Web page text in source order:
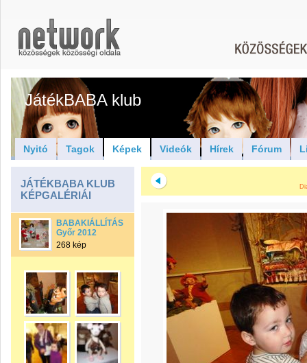
JátékBABA klub
Nyitó Tagok Képek Videók Hírek Fórum
JÁTÉKBABA KLUB
KÉPGALÉRIÁI
BABAKIÁLLÍTÁS
Győr 2012
268 kép